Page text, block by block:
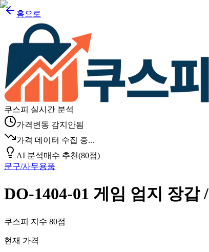
홈으로
쿠스피 실시간 분석
가격변동 감지안됨
가격 데이터 수집 중...
AI 분석매수 추천(80점)
문구/사무용품
DO-1404-01 게임 엄지 장갑
쿠스피 지수 80점
현재 가격